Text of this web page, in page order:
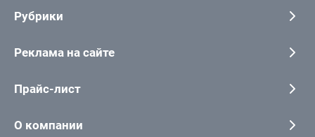
Рубрики
Реклама на сайте
Прайс-лист
О компании